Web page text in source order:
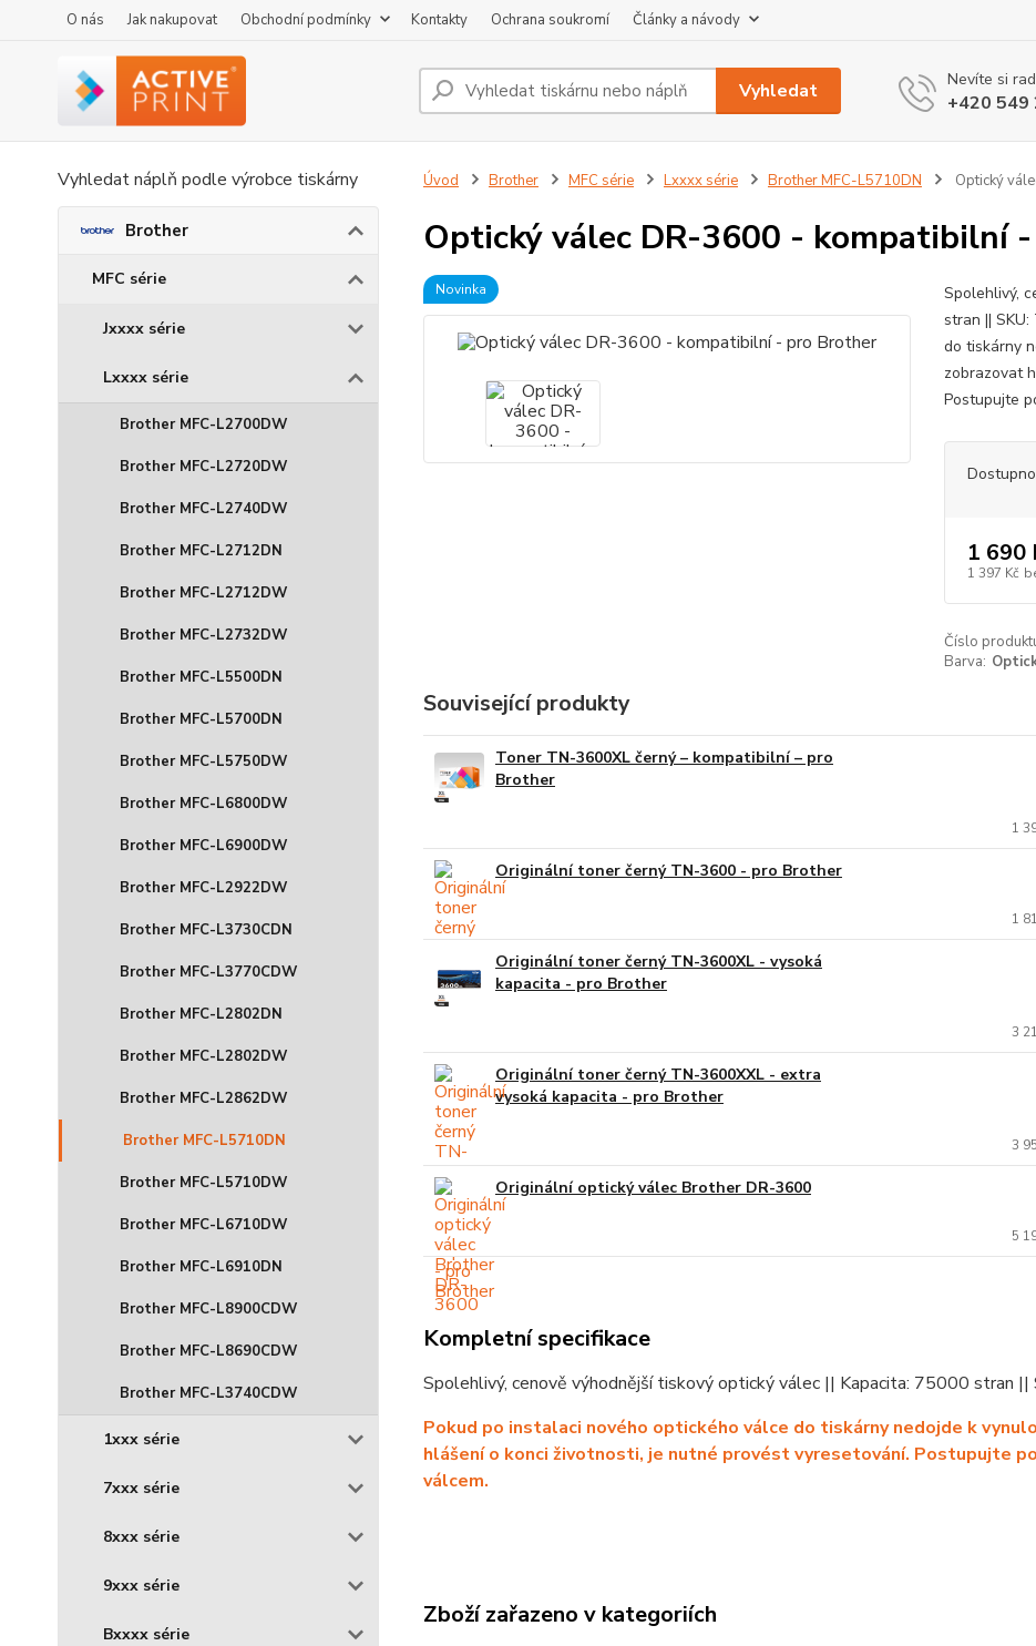
O nás Jak nakupovat Obchodní podmínky Kontakty Ochrana soukromí Články a návody
Vyhledat Nevíte si
+420 549
Vyhledat náplň podle výrobce tiskárny
Brother
MFC série
Jxxxx série
Lxxxx série
Brother MFC-L2700DW
Brother MFC-L2720DW
Brother MFC-L2740DW
Brother MFC-L2712DN
Brother MFC-L2712DW
Brother MFC-L2732DW
Brother MFC-L5500DN
Brother MFC-L5700DN
Brother MFC-L5750DW
Brother MFC-L6800DW
Brother MFC-L6900DW
Brother MFC-L2922DW
Brother MFC-L3730CDN
Brother MFC-L3770CDW
Brother MFC-L2802DN
Brother MFC-L2802DW
Brother MFC-L2862DW
Brother MFC-L5710DN
Brother MFC-L5710DW
Brother MFC-L6710DW
Brother MFC-L6910DN
Brother MFC-L8900CDW
Brother MFC-L8690CDW
Brother MFC-L3740CDW
1xxx série
7xxx série
8xxx série
9xxx série
Bxxxx série
Úvod Brother MFC série Lxxxx série Brother MFC-L5710DN Optický
Optický válec DR-3600 - kompatibilní
Novinka
Spolehlivý,
stran ||
do tiskárny
zobrazovat
Postupujte
1 690
1 397 Kč
Číslo
Barva:
Související produkty
Toner TN-3600XL černý – kompatibilní – pro
Brother
1
Originální toner černý TN-3600 - pro Brother
1
Originální toner černý TN-3600XL - vysoká
kapacita - pro Brother
3
Originální toner černý TN-3600XXL - extra
vysoká kapacita - pro Brother
3
Originální optický válec Brother DR-3600
5
Kompletní specifikace
Spolehlivý, cenově výhodnější tiskový optický válec || Kapacita: 75000 stran
Pokud po instalaci nového optického válce do tiskárny nedojde k
hlášení o konci životnosti, je nutné provést vyresetování. Postupujte
válcem.
Zboží zařazeno v kategoriích